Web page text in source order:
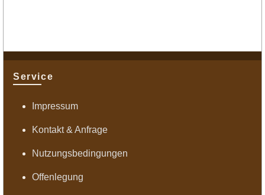
Service
Impressum
Kontakt & Anfrage
Nutzungsbedingungen
Offenlegung